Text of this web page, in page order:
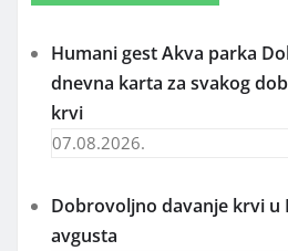
Humani gest Akva parka
dnevna karta za svakog
krvi
07.08.2026.
Dobrovoljno davanje krvi u
avgusta